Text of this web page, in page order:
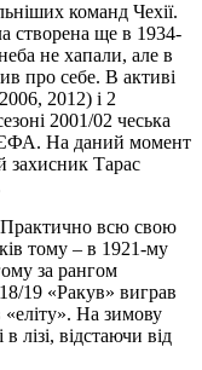
команд Чехії.
створена ще в 1934-
не хапали, але в
про себе. В активі
2012) і 2
2001/02 чеська
На даний момент
захисник Тарас
Практично всю свою
тому – в 1921-му
за рангом
19 «Ракув» виграв
На зимову
лізі, відстаючи від